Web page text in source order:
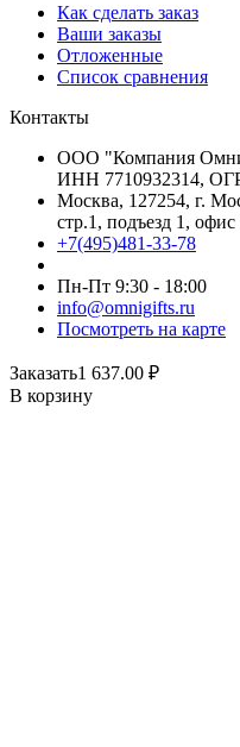
Как сделать заказ
Ваши заказы
Отложенные
Список сравнения
Контакты
ООО "Компания
ИНН 7710932314,
Москва, 127254, г.
стр.1, подъезд 1,
+7(495)481-33-78
Пн-Пт 9:30 - 18:00
info@omnigifts.ru
Посмотреть на карте
Заказать1 637.00 ₽
В корзину